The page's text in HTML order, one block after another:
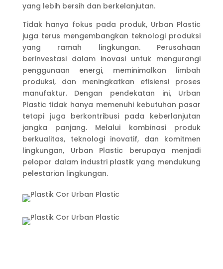
yang lebih bersih dan berkelanjutan.
Tidak hanya fokus pada produk, Urban Plastic
juga terus mengembangkan teknologi produksi
yang ramah lingkungan. Perusahaan
berinvestasi dalam inovasi untuk mengurangi
penggunaan energi, meminimalkan limbah
produksi, dan meningkatkan efisiensi proses
manufaktur. Dengan pendekatan ini, Urban
Plastic tidak hanya memenuhi kebutuhan pasar
tetapi juga berkontribusi pada keberlanjutan
jangka panjang. Melalui kombinasi produk
berkualitas, teknologi inovatif, dan komitmen
lingkungan, Urban Plastic berupaya menjadi
pelopor dalam industri plastik yang mendukung
pelestarian lingkungan.